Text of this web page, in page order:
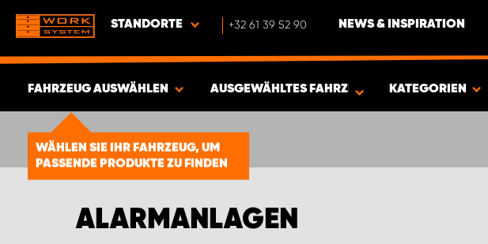
STANDORTE +32 61 39 52 90 NEWS & INSPIRATION
FAHRZEUG AUSWÄHLEN
WÄHLEN SIE IHR FAHRZEUG, UM
PASSENDE PRODUKTE ZU FINDEN
ERGEBNISSE ANZEIGEN -1856
ARTIKEL
AUSGEWÄHLTES FAHRZEUG KATEGORIEN
ALARMANLAGEN